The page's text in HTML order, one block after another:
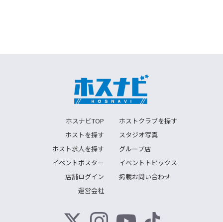
ホスナビTOP
ホストクラブを探す
ホストを探す
スタジオ写真
ホスト求人を探す
グループ店
イベントポスター
イベントトピックス
店舗ログイン
掲載お問い合わせ
運営会社